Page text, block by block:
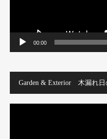
00:00
Garden & Exterior 木漏れ日